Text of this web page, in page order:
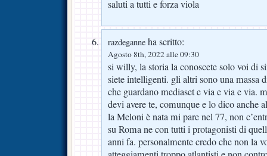
saluti a tutti e forza viola
razdeganne ha scritto:
Agosto 8th, 2022 alle 09:30
si willy, la storia la conoscete solo voi di
siete intelligenti. gli altri sono una massa
che guardano mediaset e via e via e via.
devi avere te, comunque e lo dico anche
la Meloni è nata mi pare nel 77, non
su Roma ne con tutti i protagonisti di
anni fa. personalmente credo che non la